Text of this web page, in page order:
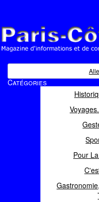
Magazine d'informations et
Catégories
Pour